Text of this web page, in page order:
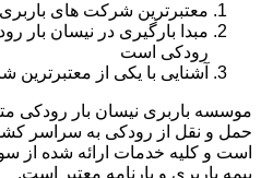
معتبرترین شرکت های
مبدا بارگیری در نیسان بار
رودکی است
آشنایی با یکی از
موسسه باربری نیسان بار رودکی
حمل و نقل از رودکی به سراسر کشور
است و کلیه خدمات ارائه شده
بیمه باربری و بارنامه معتبر است.